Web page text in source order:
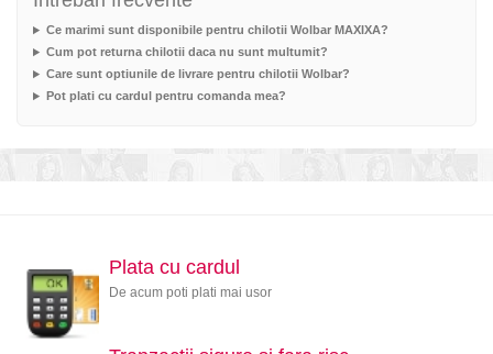
Ce marimi sunt disponibile pentru chilotii Wolbar MAXIXA?
Cum pot returna chilotii daca nu sunt multumit?
Care sunt optiunile de livrare pentru chilotii Wolbar?
Pot plati cu cardul pentru comanda mea?
Plata cu cardul
De acum poti plati mai usor